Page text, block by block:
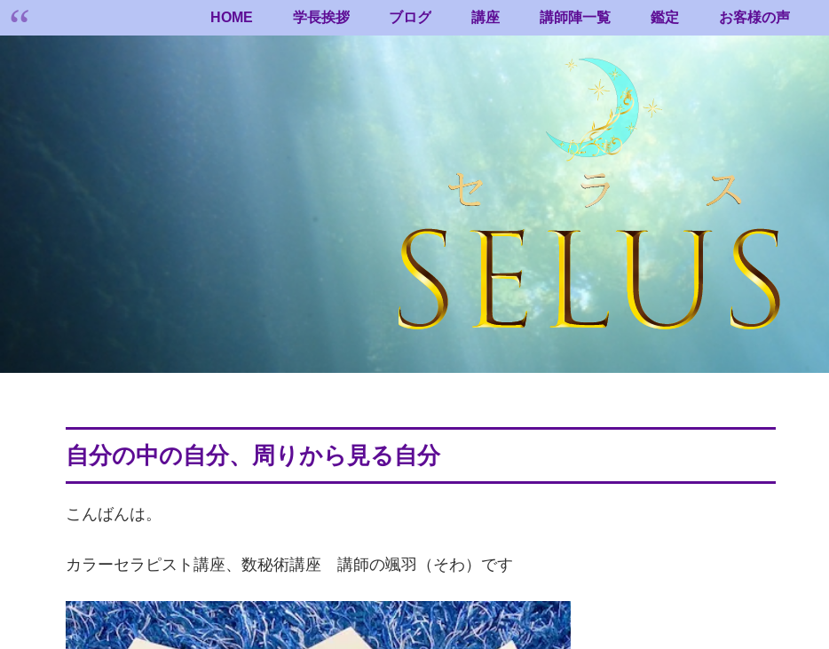
HOME 学長挨拶 ブログ 講座 講師陣一覧 鑑定 お客様の声
自分の中の自分、周りから見る自分
こんばんは。
カラーセラピスト講座、数秘術講座 講師の颯羽（そわ）です